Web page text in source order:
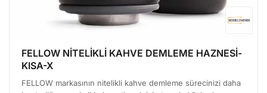
FELLOW NİTELİKLİ KAHVE DEMLEME HAZNESİ-
KISA-X
FELLOW markasının nitelikli kahve demleme sürecinizi daha